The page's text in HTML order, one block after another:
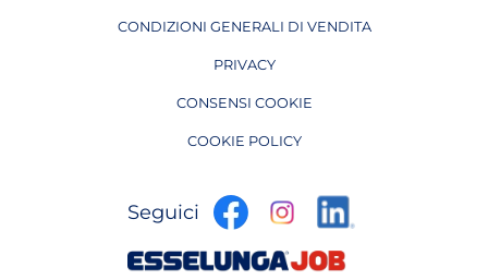
CONDIZIONI GENERALI DI VENDITA
PRIVACY
CONSENSI COOKIE
COOKIE POLICY
Seguici
apre
una
apre
una
in